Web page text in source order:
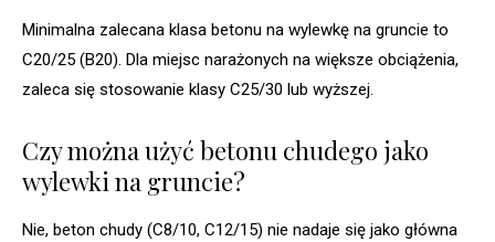
Minimalna zalecana klasa betonu na wylewkę na gruncie to
C20/25 (B20). Dla miejsc narażonych na większe obciążenia,
zaleca się stosowanie klasy C25/30 lub wyższej.
Czy można użyć betonu chudego jako
wylewki na gruncie?
Nie, beton chudy (C8/10, C12/15) nie nadaje się jako główna